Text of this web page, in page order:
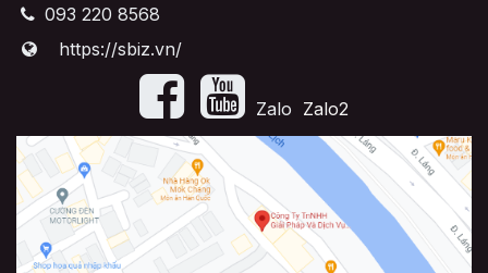
093 220 8568
https://sbiz.vn/
​Zalo Zalo2